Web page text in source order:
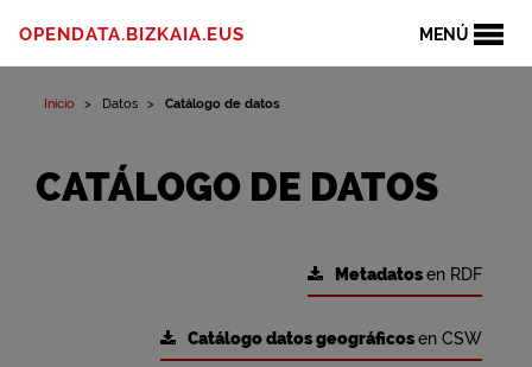
MENÚ
OPENDATA.BIZKAIA.EUS
Inicio Datos Catálogo de datos
CATÁLOGO DE DATOS
Metadatosen RDF
Catálogo datos geográficosen CSW